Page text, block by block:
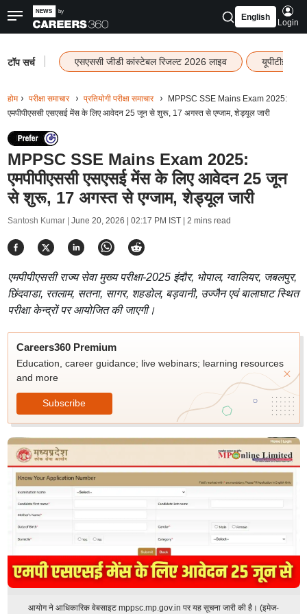
English
Login
टॉप सर्च एसएससी जीडी कांस्टेबल रिजल्ट 2026 लाइव यूपीटीईटी
होम परीक्षा समाचार प्रतियोगी परीक्षा समाचार
MPPSC SSE Mains Exam 2025:
एमपीपीएससी एसएसई मेंस के लिए आवेदन 25 जून से शुरू, 17 अगस्त से एग्जाम, शेड्यूल जारी
MPPSC SSE Mains Exam 2025:
एमपीपीएससी एसएसई मेंस के लिए आवेदन 25 जून
से शुरू, 17 अगस्त से एग्जाम, शेड्यूल जारी
Santosh Kumar | June 20, 2026 | 02:17 PM IST| 2 mins read
एमपीपीएससी राज्य सेवा मुख्य परीक्षा-2025 इंदौर, भोपाल, ग्वालियर, जबलपुर,
छिंदवाडा, रतलाम, सतना, सागर, शहडोल, बड़वानी, उज्जैन एवं बालाघाट स्थित
परीक्षा केन्द्रों पर आयोजित की जाएगी।
Careers360 Premium
Education, career guidance; live webinars; learning resources
and more
Subscribe
आयोग ने आधिकारिक वेबसाइट mppsc.mp.gov.in पर यह सूचना जारी की है। (इमेज-